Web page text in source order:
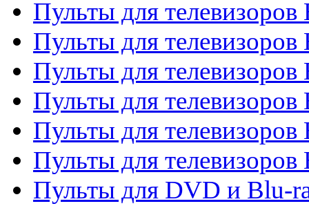
Пульты для
Пульты для телевизоров
Пульты для телевизоров
Пульты для телевизоров
Пульты для телевизоров
Пульты для телевизоров
Пульты для DVD и Blu-